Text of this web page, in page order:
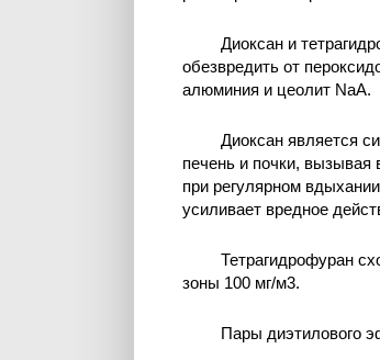
Диоксан и
обезвредить от
алюминия и цеолит NaA.
Диоксан является
печень и почки, вызывая
при регулярном
усиливает вредное
Тетрагидрофуран
зоны 100 мг/м3.
Пары диэтилового